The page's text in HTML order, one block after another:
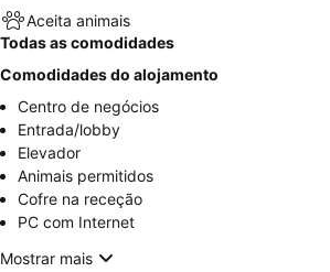
Aceita animais
Todas as comodidades
Comodidades do alojamento
Centro de negócios
Entrada/lobby
Elevador
Animais permitidos
Cofre na receção
PC com Internet
Mostrar mais